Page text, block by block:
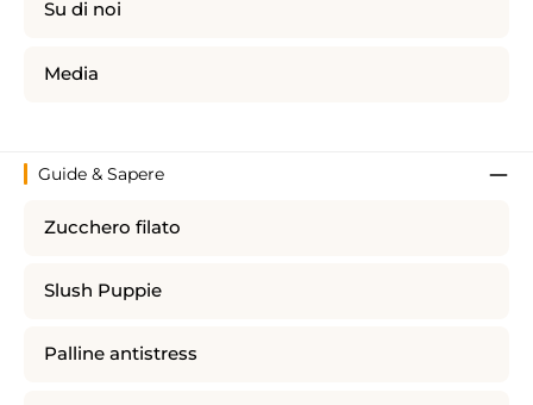
Su di noi
Media
Guide & Sapere
Zucchero filato
Slush Puppie
Palline antistress